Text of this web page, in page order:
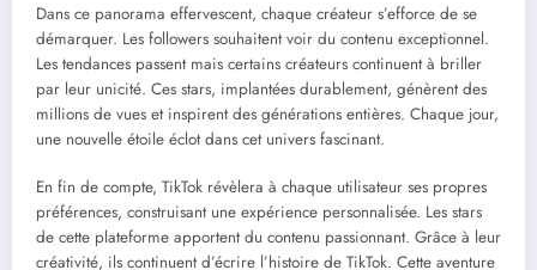
Dans ce panorama effervescent, chaque créateur s’efforce de se
démarquer. Les followers souhaitent voir du contenu exceptionnel.
Les tendances passent mais certains créateurs continuent à briller
par leur unicité. Ces stars, implantées durablement, génèrent des
millions de vues et inspirent des générations entières. Chaque jour,
une nouvelle étoile éclot dans cet univers fascinant.
En fin de compte, TikTok révèlera à chaque utilisateur ses propres
préférences, construisant une expérience personnalisée. Les stars
de cette plateforme apportent du contenu passionnant. Grâce à leur
créativité, ils continuent d’écrire l’histoire de TikTok. Cette aventure